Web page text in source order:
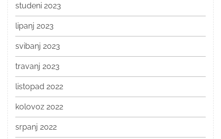
studeni 2023
lipanj 2023
svibanj 2023
travanj 2023
listopad 2022
kolovoz 2022
srpanj 2022